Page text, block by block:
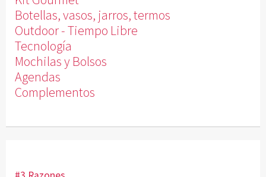
Botellas, vasos, jarros, termos
Outdoor - Tiempo Libre
Tecnología
Mochilas y Bolsos
Agendas
Complementos